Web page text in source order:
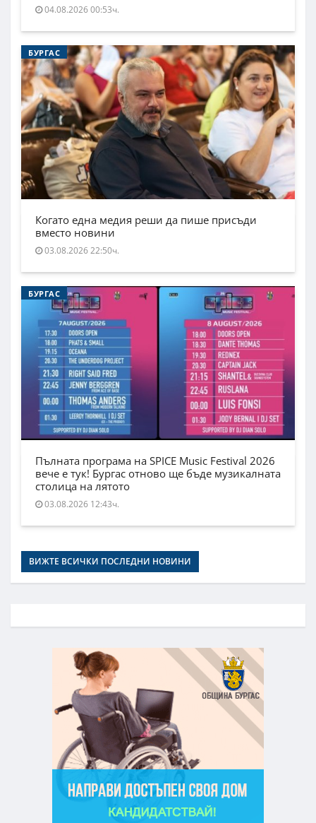
04.08.2026 00:53ч.
БУРГАС
Когато една медия реши да пише присъди
вместо новини
03.08.2026 22:50ч.
БУРГАС
Пълната програма на SPICE Music Festival 2026
вече е тук! Бургас отново ще бъде музикалната
столица на лятото
03.08.2026 12:43ч.
ВИЖТЕ ВСИЧКИ ПОСЛЕДНИ НОВИНИ